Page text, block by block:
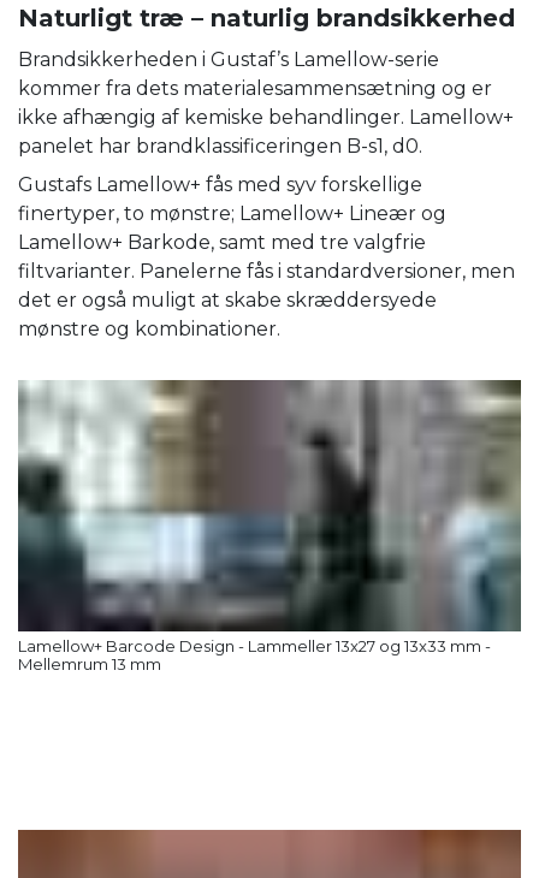
Naturligt træ – naturlig brandsikkerhed
Brandsikkerheden i Gustaf’s Lamellow-serie
kommer fra dets materialesammensætning og er
ikke afhængig af kemiske behandlinger. Lamellow+
panelet har brandklassificeringen B-s1, d0.
Gustafs Lamellow+ fås med syv forskellige
finertyper, to mønstre; Lamellow+ Lineær og
Lamellow+ Barkode, samt med tre valgfrie
filtvarianter. Panelerne fås i standardversioner, men
det er også muligt at skabe skræddersyede
mønstre og kombinationer.
Lamellow+ Barcode Design - Lammeller 13x27 og 13x33 mm -
Mellemrum 13 mm